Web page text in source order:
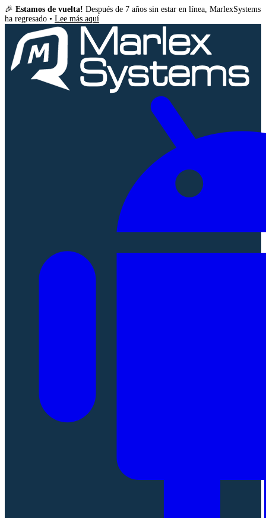
🎉 Estamos de vuelta! Después de 7 años sin estar en línea, MarlexSystems
ha regresado • Lee más aquí